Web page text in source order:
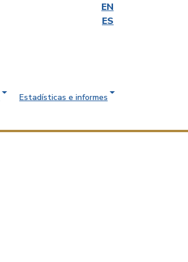
EN
ES
Estadísticas e informes